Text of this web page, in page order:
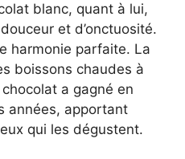
blanc, quant à lui,
et d’onctuosité.
harmonie parfaite. La
boissons chaudes à
a gagné en
années, apportant
qui les dégustent.